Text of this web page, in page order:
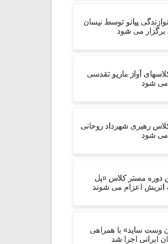
پیانو توسط نیسان
برگزار می شود
آواز ماریو تقدسی
می شود
رهبری شهرداد روحانی
می شود
دوره مستر کلاس «پل
اتریش اعزام می شوند
وست ساید» با همراهی
ایرانی اجرا شد